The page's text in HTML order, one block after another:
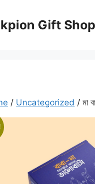
Gift Shop
/ Uncategorized / মা